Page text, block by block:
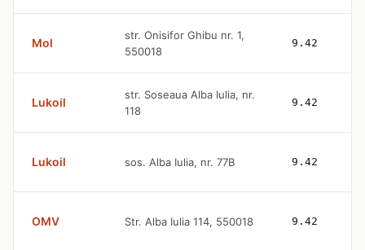
Mol
str. Onisifor Ghibu nr. 1,
550018
9.42
Lukoil
str. Soseaua Alba Iulia, nr.
118
9.42
Lukoil sos. Alba Iulia, nr. 77B 9.42
OMV Str. Alba Iulia 114, 550018 9.42